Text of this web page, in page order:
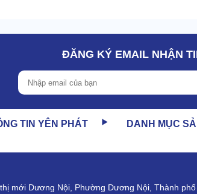
mà không cần phải nạp lại khí liên tục.
ĐĂNG KÝ EMAIL NHẬN
TIN YÊN PHÁT DANH MỤC
mới Dương Nội, Phường Dương Nội, Thành